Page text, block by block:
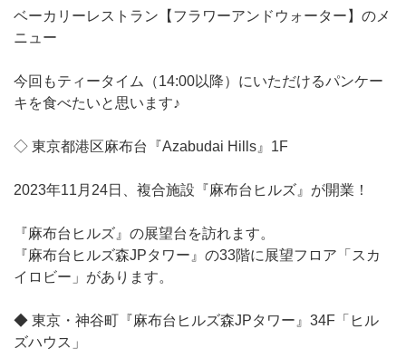
ベーカリーレストラン【フラワーアンドウォーター】のメ
ニュー
今回もティータイム（14:00以降）にいただけるパンケー
キを食べたいと思います♪
◇ 東京都港区麻布台『Azabudai Hills』1F
2023年11月24日、複合施設『麻布台ヒルズ』が開業！
『麻布台ヒルズ』の展望台を訪れます。
『麻布台ヒルズ森JPタワー』の33階に展望フロア「スカ
イロビー」があります。
◆ 東京・神谷町『麻布台ヒルズ森JPタワー』34F「ヒル
ズハウス」